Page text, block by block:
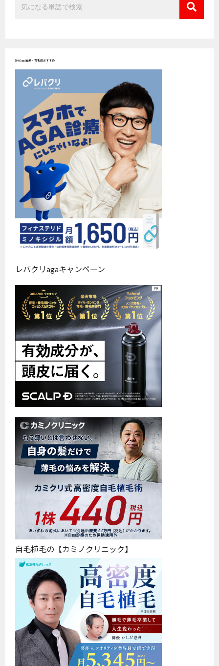
[PR]aga治療・育毛剤おすすめ
レバクリagaキャンペーン
自毛植毛の【カミノクリニック】